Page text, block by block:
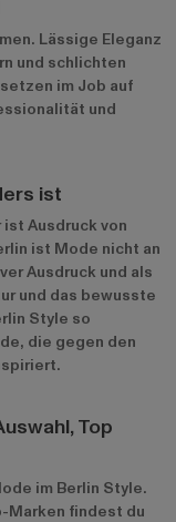
Lässige Eleganz
und schlichten
im Job auf
und
ist
Ausdruck von
ist Mode nicht an
Ausdruck und als
und das bewusste
Style so
die gegen den
Top
im Berlin Style.
Marken findest du